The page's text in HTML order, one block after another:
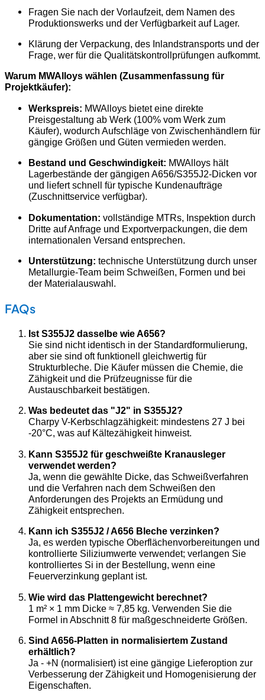
Fragen Sie nach der Vorlaufzeit, dem Namen des
Produktionswerks und der Verfügbarkeit auf Lager.
Klärung der Verpackung, des Inlandstransports und der
Frage, wer für die Qualitätskontrollprüfungen aufkommt.
Warum MWAlloys wählen (Zusammenfassung für
Projektkäufer):
Werkspreis: MWAlloys bietet eine direkte
Preisgestaltung ab Werk (100% vom Werk zum
Käufer), wodurch Aufschläge von Zwischenhändlern für
gängige Größen und Güten vermieden werden.
Bestand und Geschwindigkeit: MWAlloys hält
Lagerbestände der gängigen A656/S355J2-Dicken vor
und liefert schnell für typische Kundenaufträge
(Zuschnittservice verfügbar).
Dokumentation: vollständige MTRs, Inspektion durch
Dritte auf Anfrage und Exportverpackungen, die dem
internationalen Versand entsprechen.
Unterstützung: technische Unterstützung durch unser
Metallurgie-Team beim Schweißen, Formen und bei
der Materialauswahl.
FAQs
Ist S355J2 dasselbe wie A656?
Sie sind nicht identisch in der Standardformulierung,
aber sie sind oft funktionell gleichwertig für
Strukturbleche. Die Käufer müssen die Chemie, die
Zähigkeit und die Prüfzeugnisse für die
Austauschbarkeit bestätigen.
Was bedeutet das "J2" in S355J2?
Charpy V-Kerbschlagzähigkeit: mindestens 27 J bei
-20°C, was auf Kältezähigkeit hinweist.
Kann S355J2 für geschweißte Kranausleger
verwendet werden?
Ja, wenn die gewählte Dicke, das Schweißverfahren
und die Verfahren nach dem Schweißen den
Anforderungen des Projekts an Ermüdung und
Zähigkeit entsprechen.
Kann ich S355J2 / A656 Bleche verzinken?
Ja, es werden typische Oberflächenvorbereitungen und
kontrollierte Siliziumwerte verwendet; verlangen Sie
kontrolliertes Si in der Bestellung, wenn eine
Feuerverzinkung geplant ist.
Wie wird das Plattengewicht berechnet?
1 m² × 1 mm Dicke ≈ 7,85 kg. Verwenden Sie die
Formel in Abschnitt 8 für maßgeschneiderte Größen.
Sind A656-Platten in normalisiertem Zustand
erhältlich?
Ja - +N (normalisiert) ist eine gängige Lieferoption zur
Verbesserung der Zähigkeit und Homogenisierung der
Eigenschaften.